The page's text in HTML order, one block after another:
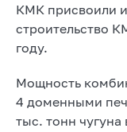
КМК присвоили
строительство
году.
Мощность
4 доменными
тыс. тонн